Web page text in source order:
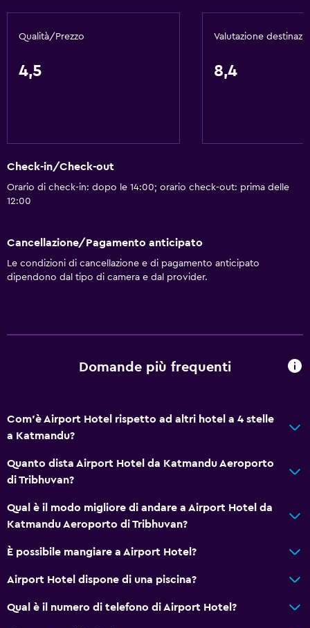
Lavanderia
Lavanderia
Negozio di souvenir
Ristoranti
Generale
Cassaforte
Babysitter o nursery
Di base
Qualità/Prezzo
4,5
Valutazione
8,4
Check-in/Check-out
Orario di check-in: dopo le 14:00; orario check-out: prima delle
12:00
Cancellazione/Pagamento anticipato
Le condizioni di cancellazione e di pagamento anticipato
dipendono dal tipo di camera e dal provider.
Domande più frequenti
Com'è Airport Hotel rispetto ad altri hotel a 4 stelle
a Katmandu?
Quanto dista Airport Hotel da Katmandu Aeroporto
di Tribhuvan?
Qual è il modo migliore di andare a Airport Hotel da
Katmandu Aeroporto di Tribhuvan?
È possibile mangiare a Airport Hotel?
Airport Hotel dispone di una piscina?
Qual è il numero di telefono di Airport Hotel?